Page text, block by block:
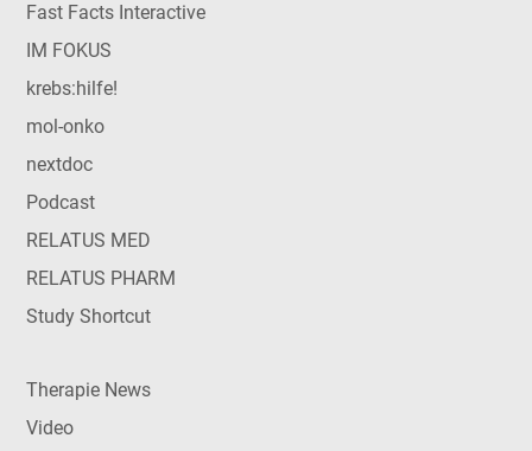
Fast Facts Interactive
IM FOKUS
krebs:hilfe!
mol-onko
nextdoc
Podcast
RELATUS MED
RELATUS PHARM
Study Shortcut
Therapie News
Video